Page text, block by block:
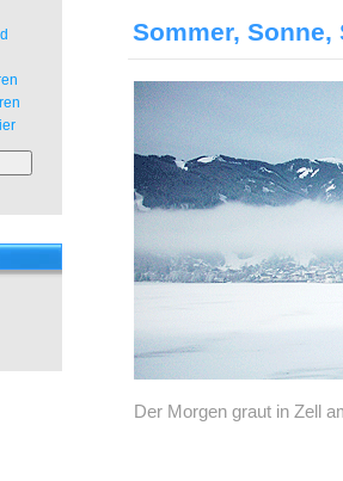
Sommer,
Der Morgen graut in Zell